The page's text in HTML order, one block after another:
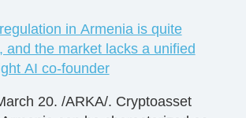
in Armenia is quite
and the market lacks a unified
AI co-founder
20. /ARKA/. Cryptoasset